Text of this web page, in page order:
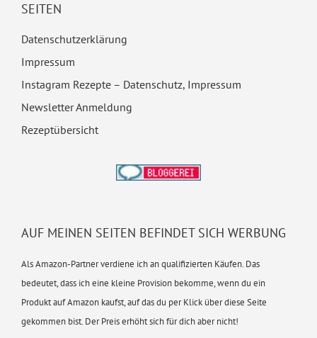
SEITEN
Datenschutzerklärung
Impressum
Instagram Rezepte – Datenschutz, Impressum
Newsletter Anmeldung
Rezeptübersicht
AUF MEINEN SEITEN BEFINDET SICH WERBUNG
Als Amazon-Partner verdiene ich an qualifizierten Käufen. Das
bedeutet, dass ich eine kleine Provision bekomme, wenn du ein
Produkt auf Amazon kaufst, auf das du per Klick über diese Seite
gekommen bist. Der Preis erhöht sich für dich aber nicht!